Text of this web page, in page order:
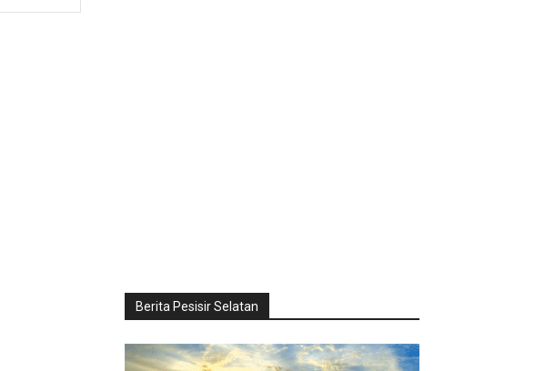
Berita Pesisir Selatan